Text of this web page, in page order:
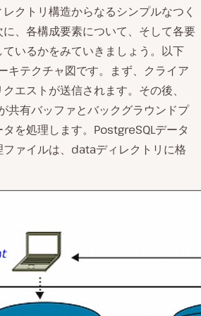
クトリ構造からなるシンプルなつく
、各構成要素について、そして各要
いるかをみていきましょう。以下
キテクチャ図です。まず、クライア
エストが送信されます。その後、
共有バッファとバックグラウンドプ
を処理します。PostgreSQLデータ
ァイルは、dataディレクトリに格